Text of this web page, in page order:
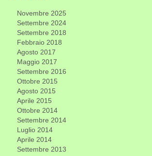
Novembre 2025
Settembre 2024
Settembre 2018
Febbraio 2018
Agosto 2017
Maggio 2017
Settembre 2016
Ottobre 2015
Agosto 2015
Aprile 2015
Ottobre 2014
Settembre 2014
Luglio 2014
Aprile 2014
Settembre 2013